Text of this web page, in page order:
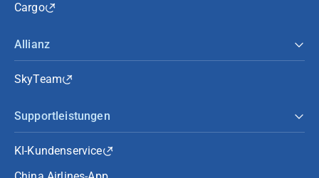
Cargo
Allianz
SkyTeam
Supportleistungen
KI-Kundenservice